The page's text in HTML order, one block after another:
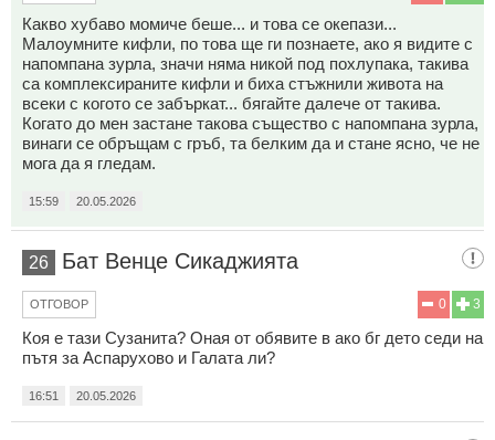
Какво хубаво момиче беше... и това се окепази...
Малоумните кифли, по това ще ги познаете, ако я видите с
напомпана зурла, значи няма никой под похлупака, такива
са комплексираните кифли и биха стъжнили живота на
всеки с когото се забъркат... бягайте далече от такива.
Когато до мен застане такова същество с напомпана зурла,
винаги се обръщам с гръб, та белким да и стане ясно, че не
мога да я гледам.
15:59 20.05.2026
26 Бат Венце Сикаджията
3
0
ОТГОВОР
Коя е тази Сузанита? Оная от обявите в ако бг дето седи на
пътя за Аспарухово и Галата ли?
16:51 20.05.2026